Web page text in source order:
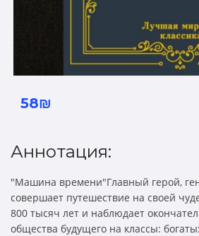
58₪
Аннотация:
"Машина времени"Главный герой,
совершает путешествие на своей
800 тысяч лет и наблюдает
общества будущего на классы: